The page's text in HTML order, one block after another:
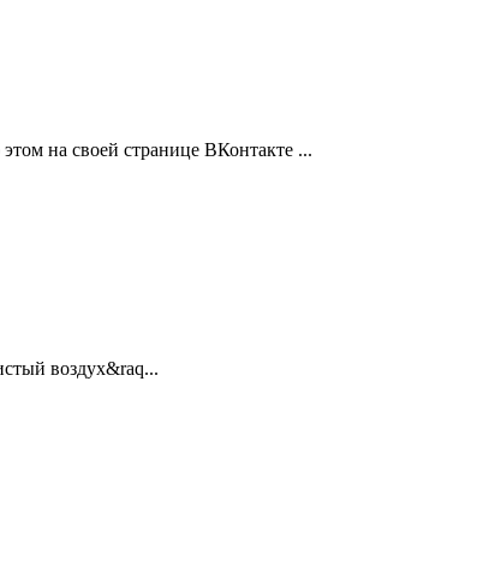
на своей странице ВКонтакте ...
воздух&raq...